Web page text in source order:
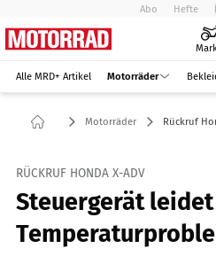
Abo Hefte
Alle MRD+ Artikel Motorräder
Motorräder Rückruf
RÜCKRUF HONDA X-ADV
Steuergerät